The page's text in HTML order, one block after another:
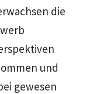
die
und
gewesen